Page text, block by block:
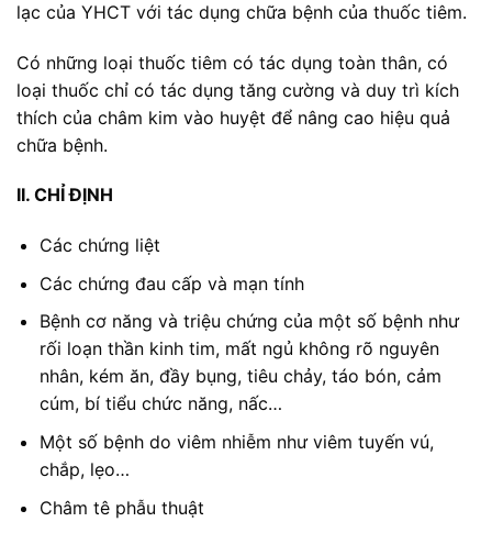
lạc của YHCT với tác dụng chữa bệnh của thuốc tiêm.
Có những loại thuốc tiêm có tác dụng toàn thân, có
loại thuốc chỉ có tác dụng tăng cường và duy trì kích
thích của châm kim vào huyệt để nâng cao hiệu quả
chữa bệnh.
II. CHỈ ĐỊNH
Các chứng liệt
Các chứng đau cấp và mạn tính
Bệnh cơ năng và triệu chứng của một số bệnh như
rối loạn thần kinh tim, mất ngủ không rõ nguyên
nhân, kém ăn, đầy bụng, tiêu chảy, táo bón, cảm
cúm, bí tiểu chức năng, nấc…
Một số bệnh do viêm nhiễm như viêm tuyến vú,
chắp, lẹo…
Châm tê phẫu thuật